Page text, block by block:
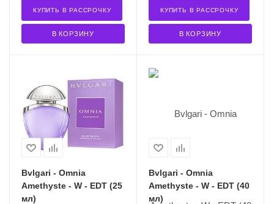
В КОРЗИНУ
КУПИТЬ В РАССРОЧКУ
В КОРЗИНУ
КУПИТЬ В РАССРОЧКУ
Bvlgari - Omnia
Amethyste - W - EDT (25
мл)
Bvlgari - Omnia
Amethyste - W - EDT (40
мл)